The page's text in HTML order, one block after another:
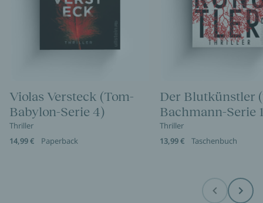
Violas Versteck (Tom-
Babylon-Serie 4)
Thriller
14,99 €
Paperback
Der Blutkünstler
Bachmann-Serie
Thriller
13,99 €
Taschenbuch
Before Next